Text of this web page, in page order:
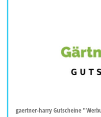
gaertner-harry Gutscheine